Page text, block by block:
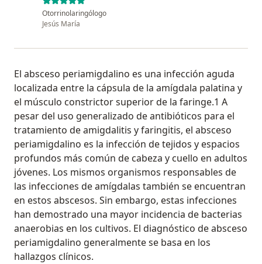
Otorrinolaringólogo
Jesús María
El absceso periamigdalino es una infección aguda
localizada entre la cápsula de la amígdala palatina y
el músculo constrictor superior de la faringe.1 A
pesar del uso generalizado de antibióticos para el
tratamiento de amigdalitis y faringitis, el absceso
periamigdalino es la infección de tejidos y espacios
profundos más común de cabeza y cuello en adultos
jóvenes. Los mismos organismos responsables de
las infecciones de amígdalas también se encuentran
en estos abscesos. Sin embargo, estas infecciones
han demostrado una mayor incidencia de bacterias
anaerobias en los cultivos. El diagnóstico de absceso
periamigdalino generalmente se basa en los
hallazgos clínicos.